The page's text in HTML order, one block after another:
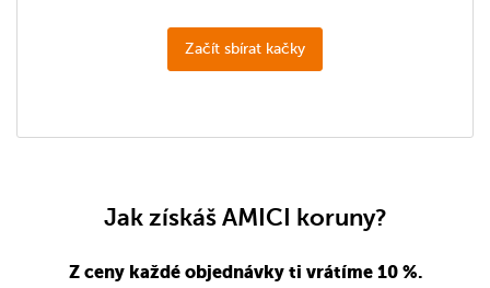
Začít sbírat kačky
Jak získáš AMICI koruny?
Z ceny každé objednávky ti vrátíme 10 %.